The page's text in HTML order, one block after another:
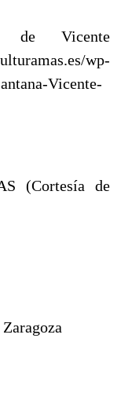
de Vicente
wp-
Vicente-
(Cortesía de